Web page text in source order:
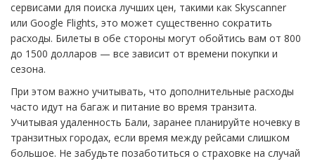
сервисами для поиска лучших цен, такими как Skyscanner
или Google Flights, это может существенно сократить
расходы. Билеты в обе стороны могут обойтись вам от 800
до 1500 долларов — все зависит от времени покупки и
сезона.
При этом важно учитывать, что дополнительные расходы
часто идут на багаж и питание во время транзита.
Учитывая удаленность Бали, заранее планируйте ночевку в
транзитных городах, если время между рейсами слишком
большое. Не забудьте позаботиться о страховке на случай